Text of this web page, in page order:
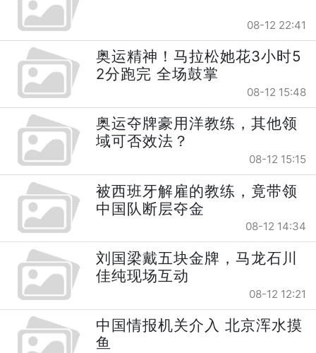
08-12 22:41
奥运精神！马拉松她花3小时5
2分跑完 全场鼓掌
08-12 15:48
奥运夺牌豪用洋教练，其他领
域可否效法？
08-12 15:15
被西班牙解雇的教练，竟带领
中国队断层夺金
08-12 14:34
刘国梁戴五块金牌，马龙石川
佳纯现场互动
08-12 12:21
中国情报机关介入 北京浑水摸
鱼